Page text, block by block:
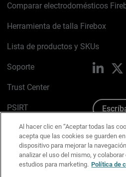
Comparar electrodomésticos
Herramienta de talla Firebox
Lista de productos y SKUs
Soporte
Trust Center
PSIRT
Política de cookies
Política de privacidad
Kit de medios y marca
Al hacer clic en “Aceptar todas las
acepta que las cookies se guarden
dispositivo para mejorar la
analizar el uso del mismo, y
estudios para marketing. Política de